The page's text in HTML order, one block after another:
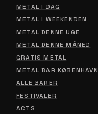
METAL I DAG
METAL I WEEKENDEN
METAL DENNE UGE
METAL DENNE MÅNED
GRATIS METAL
METAL BAR KØBENHAVN
ALLE BARER
FESTIVALER
ACTS